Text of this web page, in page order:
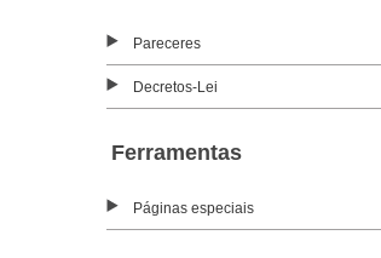
Pareceres
Decretos-Lei
Ferramentas
Páginas especiais